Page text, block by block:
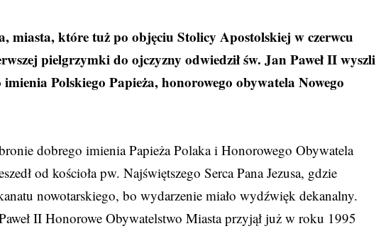
miasta, które tuż po objęciu Stolicy Apostolskiej w czerwcu
pielgrzymki do ojczyzny odwiedził św. Jan Paweł II wyszli
Polskiego Papieża, honorowego obywatela Nowego
dobrego imienia Papieża Polaka i Honorowego Obywatela
od kościoła pw. Najświętszego Serca Pana Jezusa, gdzie
nowotarskiego, bo wydarzenie miało wydźwięk dekanalny.
II Honorowe Obywatelstwo Miasta przyjął już w roku 1995